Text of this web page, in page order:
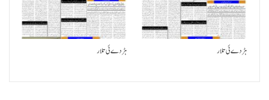
ہڑدے ئی تلار ہڑدے ئی تلار